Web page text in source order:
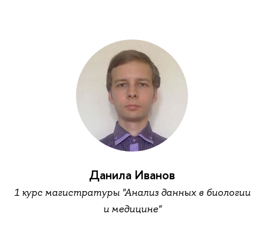
Данила Иванов
1 курс магистратуры "Анализ данных в биологии
и медицине"